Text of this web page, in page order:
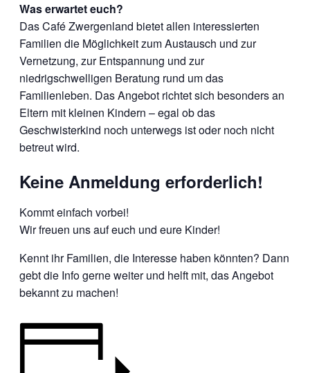
Was erwartet euch?
Das Café Zwergenland bietet allen interessierten
Familien die Möglichkeit zum Austausch und zur
Vernetzung, zur Entspannung und zur
niedrigschwelligen Beratung rund um das
Familienleben. Das Angebot richtet sich besonders an
Eltern mit kleinen Kindern – egal ob das
Geschwisterkind noch unterwegs ist oder noch nicht
betreut wird.
Keine Anmeldung erforderlich!
Kommt einfach vorbei!
Wir freuen uns auf euch und eure Kinder!
Kennt ihr Familien, die Interesse haben könnten? Dann
gebt die Info gerne weiter und helft mit, das Angebot
bekannt zu machen!